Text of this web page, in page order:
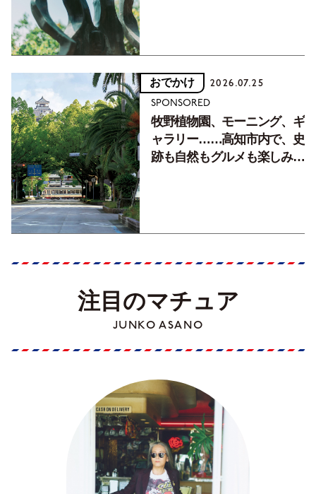
おでかけ 2026.07.25
SPONSORED
牧野植物園、モーニング、ギ
ャラリー……高知市内で、史
跡も自然もグルメも楽しみ尽
注目のマチュア
JUNKO ASANO